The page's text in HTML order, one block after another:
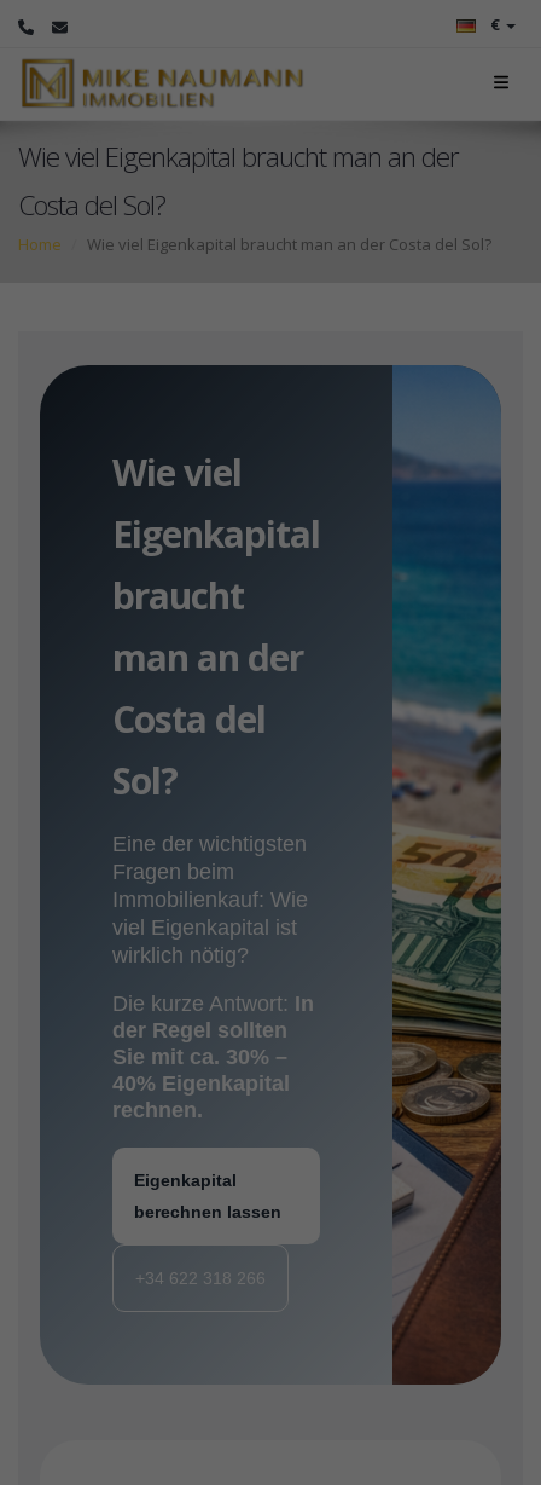
€
Wie viel Eigenkapital braucht man an der
Costa del Sol?
Home Wie viel Eigenkapital braucht man an der Costa del Sol?
Wie viel
Eigenkapital
braucht
man an der
Costa del
Sol?
Eine der wichtigsten
Fragen beim
Immobilienkauf: Wie
viel Eigenkapital ist
wirklich nötig?
Die kurze Antwort: In
der Regel sollten
Sie mit ca. 30% –
40% Eigenkapital
rechnen.
Eigenkapital
berechnen lassen
+34 622 318 266